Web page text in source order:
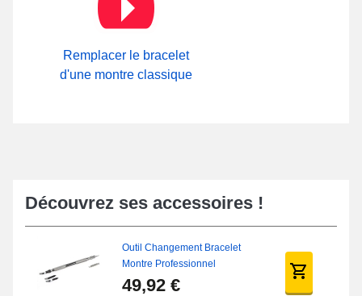
Remplacer le bracelet
d'une montre classique
Découvrez ses accessoires !
Outil Changement Bracelet
Montre Professionnel
49,92 €